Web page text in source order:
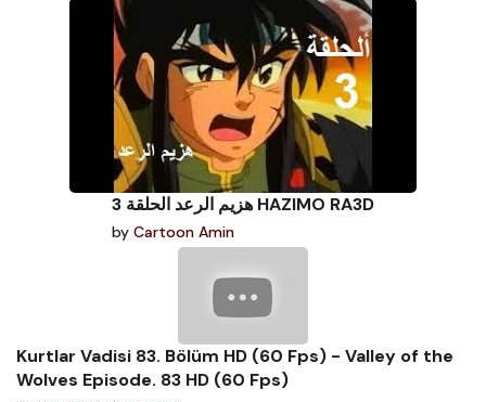
هزيم الرعد الحلقة 3 HAZIMO RA3D
by Cartoon Amin
Kurtlar Vadisi 83. Bölüm HD (60 Fps) - Valley of the
Wolves Episode. 83 HD (60 Fps)